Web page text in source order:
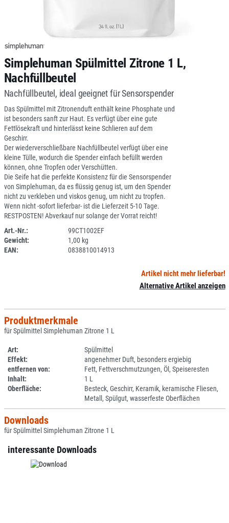
Simplehuman Spülmittel Zitrone 1 L,
Nachfüllbeutel
Nachfüllbeutel, ideal geeignet für Sensorspender
Das Spülmittel mit Zitronenduft enthält keine Phosphate und
ist besonders sanft zur Haut. Es verfügt über eine gute
Fettlösekraft und hinterlässt keine Schlieren auf dem
Geschirr.
Der wiederverschließbare Nachfüllbeutel verfügt über eine
kleine Tülle, wodurch die Spender einfach befüllt werden
können, ohne Tropfen oder Verschütten.
Die Seife hat die perfekte Konsistenz für die Sensorspender
von Simplehuman, da es flüssig genug ist, um den Spender
nicht zu verkleben und viskos genug, um nicht zu tropfen.
Wenn nicht -sofort lieferbar- ist die Lieferzeit 5-10 Tage.
RESTPOSTEN! Abverkauf nur solange der Vorrat reicht!
Art.-Nr.:
99CT1002EF
Gewicht:
1,00 kg
EAN:
0838810014913
Artikel nicht mehr lieferbar!
Alternative Artikel anzeigen
Produktmerkmale
für Spülmittel Simplehuman Zitrone 1 L
Art:
Spülmittel
Effekt:
angenehmer Duft, besonders ergiebig
entfernen von:
Fett, Fettverschmutzungen, Öl, Speiseresten
Inhalt:
1 L
Oberfläche:
Besteck, Geschirr, Keramik, keramische Fliesen,
Metall, Spülgut, wasserfeste Oberflächen
Downloads
für Spülmittel Simplehuman Zitrone 1 L
interessante Downloads